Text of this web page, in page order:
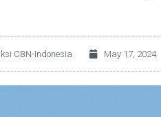
CBN-Indonesia May 17, 2024